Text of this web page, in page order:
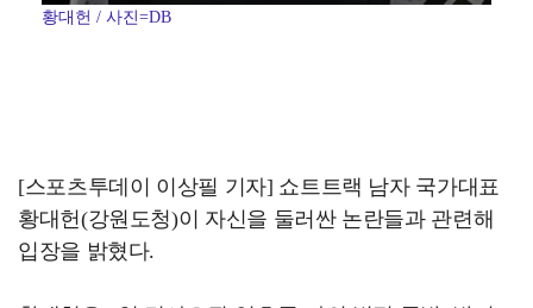
황대헌 / 사진=DB
[스포츠투데이 이상필 기자] 쇼트트랙 남자 국가대표
황대헌(강원도청)이 자신을 둘러싼 논란들과 관련해
입장을 밝혔다.